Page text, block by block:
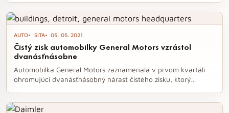
trhu v Číne, a rast tržieb o 13 percent na 62,3 miliardy eur
prispeli k tomuto úspechu. Automobilka tiež viac ako
zdvojnásobila predaj elektrických áut, čím potvrdila svoj
rastúci význam na trhu.
AUTO SITA 05. 05. 2021
Čistý zisk automobilky General Motors vzrástol
dvanásťnásobne
Automobilka General Motors zaznamenala v prvom kvartáli
ohromujúci dvanásťnásobný nárast čistého zisku, ktorý
nedostatkom čipov, aj keď predaj áut bol druhý najnižší od